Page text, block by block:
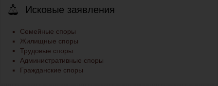
Исковые заявления
Семейные споры
Жилищные споры
Трудовые споры
Административные споры
Гражданские споры